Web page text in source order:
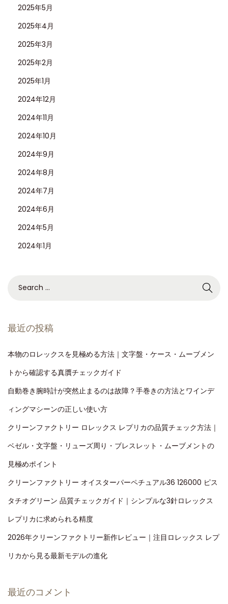
2025年5月
2025年4月
2025年3月
2025年2月
2025年1月
2024年12月
2024年11月
2024年10月
2024年9月
2024年8月
2024年7月
2024年6月
2024年5月
2024年1月
最近の投稿
本物のロレックスを見極める方法｜文字盤・ケース・ムーブメン
トから確認する真贋チェックガイド
自動巻き腕時計が突然止まるのは故障？手巻きの方法とワインデ
ィングマシーンの正しい使い方
クリーンファクトリー ロレックス レプリカの品質チェック方法｜
ベゼル・文字盤・リューズ周り・ブレスレット・ムーブメントの
見極めポイント
クリーンファクトリー オイスターパーペチュアル36 126000 ピス
タチオグリーン 品質チェックガイド｜シンプルな3針ロレックス
レプリカに求められる精度
2026年クリーンファクトリー新作レビュー｜注目ロレックス レプ
リカから見る最新モデルの進化
最近のコメント